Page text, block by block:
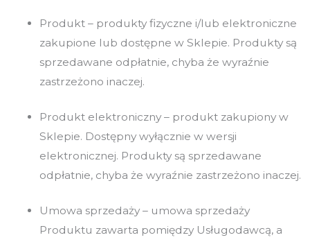
Produkt – produkty fizyczne i/lub elektroniczne
zakupione lub dostępne w Sklepie. Produkty są
sprzedawane odpłatnie, chyba że wyraźnie
zastrzeżono inaczej.
Produkt elektroniczny – produkt zakupiony w
Sklepie. Dostępny wyłącznie w wersji
elektronicznej. Produkty są sprzedawane
odpłatnie, chyba że wyraźnie zastrzeżono inaczej.
Umowa sprzedaży – umowa sprzedaży
Produktu zawarta pomiędzy Usługodawcą, a